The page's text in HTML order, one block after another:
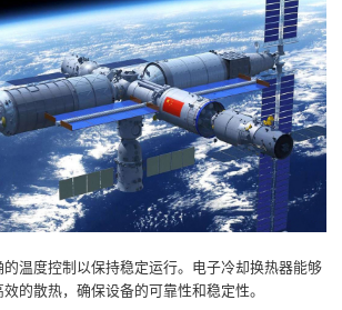
温度控制以保持稳定运行。电子冷却换热器能够
的散热，确保设备的可靠性和稳定性。